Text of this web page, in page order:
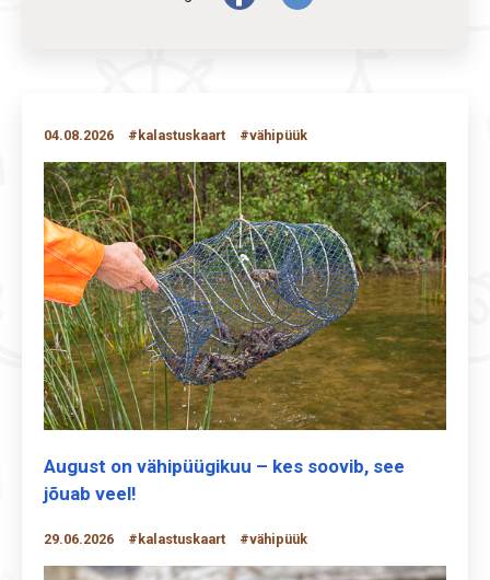
04.08.2026 #kalastuskaart #vähipüük
August on vähipüügikuu – kes soovib, see
jõuab veel!
29.06.2026 #kalastuskaart #vähipüük